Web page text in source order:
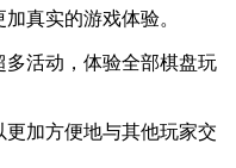
真实的游戏体验。
多活动，体验全部棋盘玩
加方便地与其他玩家交